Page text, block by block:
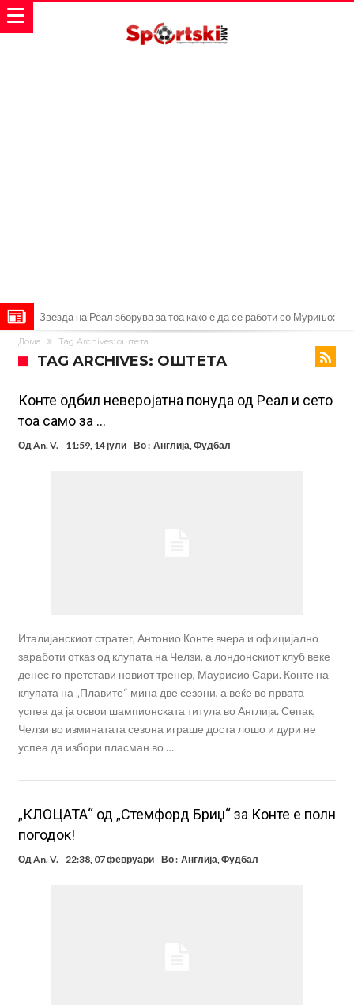
Звезда на Реал зборува за тоа како е да се работи со Мурињо:
Зборовите одекнаа низ Шпанија
Одењето на Араухо го натера Флик на итен потег, дури и управата
Никој не разбира зошто: Мурињо брутално го понижи
Ференцварош по натпреварот
Арсенал и Манчестер Јунајтед сакаат напаѓач од Интер: Цената е
85 милиони евра
Манчестер Сити за 100 милиони евра ја носи сензацијата од СП
Дома Tag Archives: оштета
TAG ARCHIVES: ОШТЕТА
Конте одбил неверојатна понуда од Реал и сето
тоа само за …
Од An. V. 11:59, 14 јули Во : Англија Фудбал
Италијанскиот стратег, Антонио Конте вчера и официјално
заработи отказ од клупата на Челзи, а лондонскиот клуб веќе
денес го претстави новиот тренер, Маурисио Сари. Конте на
клупата на „Плавите“ мина две сезони, а веќе во првата
успеа да ја освои шампионската титула во Англија. Сепак,
Челзи во изминатата сезона играше доста лошо и дури не
успеа да избори пласман во …
„КЛОЦАТА“ од „Стемфорд Бриџ“ за Конте е полн
погодок!
ОдAn. V. 22:38, 07 февруари Во : Англија,Фудбал